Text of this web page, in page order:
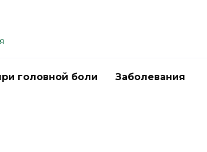
головной боли Заболевания